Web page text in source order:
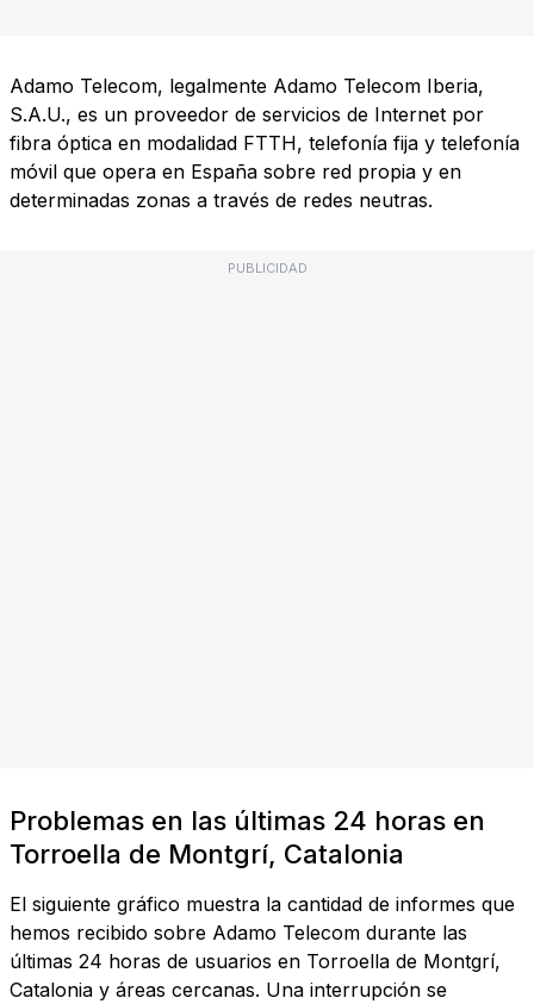
Adamo Telecom, legalmente Adamo Telecom Iberia,
S.A.U., es un proveedor de servicios de Internet por
fibra óptica en modalidad FTTH, telefonía fija y telefonía
móvil que opera en España sobre red propia y en
determinadas zonas a través de redes neutras.
PUBLICIDAD
Problemas en las últimas 24 horas en
Torroella de Montgrí, Catalonia
El siguiente gráfico muestra la cantidad de informes que
hemos recibido sobre Adamo Telecom durante las
últimas 24 horas de usuarios en Torroella de Montgrí,
Catalonia y áreas cercanas. Una interrupción se